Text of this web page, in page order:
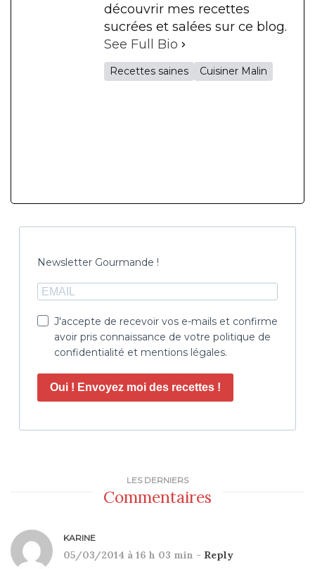
découvrir mes recettes
sucrées et salées sur ce blog.
See Full Bio
Recettes saines Cuisiner Malin
Newsletter Gourmande !
J'accepte de recevoir vos e-mails et confirme
avoir pris connaissance de votre politique de
confidentialité et mentions légales.
Oui ! Envoyez moi des recettes !
LES DERNIERS
Commentaires
KARINE
05/03/2014 à 16 h 03 min - Reply